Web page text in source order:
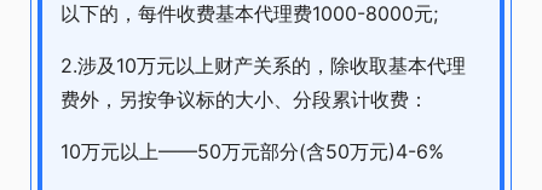
以下的，每件收费基本代理费1000-8000元;
2.涉及10万元以上财产关系的，除收取基本代理
费外，另按争议标的大小、分段累计收费：
10万元以上——50万元部分(含50万元)4-6%